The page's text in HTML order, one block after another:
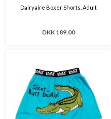
Dairyaire Boxer Shorts, Adult
DKK 189,00